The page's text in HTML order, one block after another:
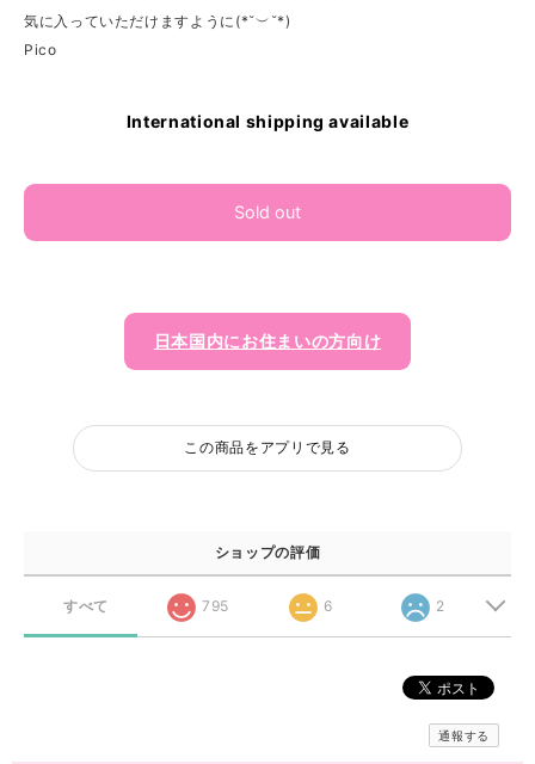
気に入っていただけますように(*˘︶˘*)
Pico
International shipping available
Sold out
日本国内にお住まいの方向け
この商品をアプリで見る
ショップの評価
すべて 795 6 2
通報する